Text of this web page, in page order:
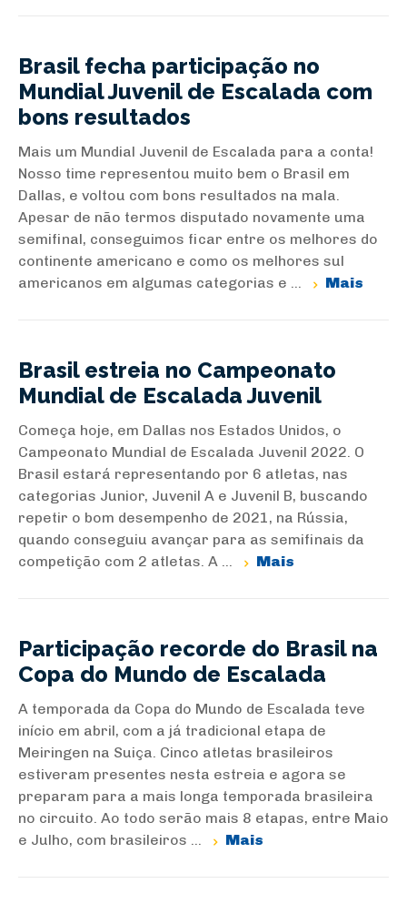
Brasil fecha participação no
Mundial Juvenil de Escalada com
bons resultados
Mais um Mundial Juvenil de Escalada para a conta!
Nosso time representou muito bem o Brasil em
Dallas, e voltou com bons resultados na mala.
Apesar de não termos disputado novamente uma
semifinal, conseguimos ficar entre os melhores do
continente americano e como os melhores sul
americanos em algumas categorias e ...
Mais
Brasil estreia no Campeonato
Mundial de Escalada Juvenil
Começa hoje, em Dallas nos Estados Unidos, o
Campeonato Mundial de Escalada Juvenil 2022. O
Brasil estará representando por 6 atletas, nas
categorias Junior, Juvenil A e Juvenil B, buscando
repetir o bom desempenho de 2021, na Rússia,
quando conseguiu avançar para as semifinais da
competição com 2 atletas. A ...
Mais
Participação recorde do Brasil na
Copa do Mundo de Escalada
A temporada da Copa do Mundo de Escalada teve
início em abril, com a já tradicional etapa de
Meiringen na Suiça. Cinco atletas brasileiros
estiveram presentes nesta estreia e agora se
preparam para a mais longa temporada brasileira
no circuito. Ao todo serão mais 8 etapas, entre Maio
e Julho, com brasileiros ...
Mais